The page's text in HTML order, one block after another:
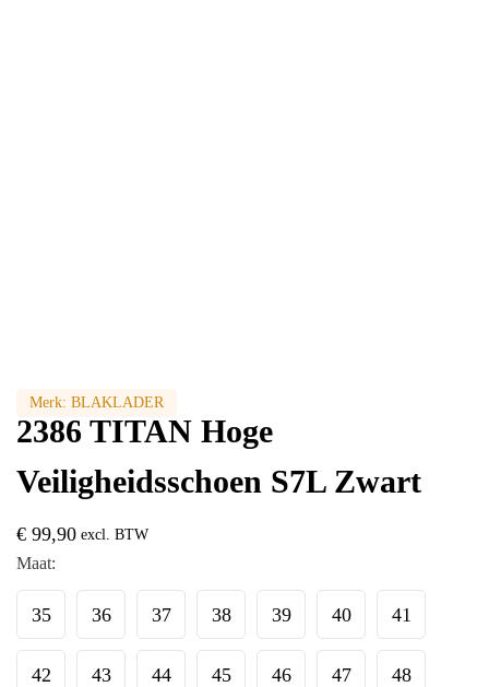
Merk: BLAKLADER
2386 TITAN Hoge
Veiligheidsschoen S7L Zwart
€ 99,90 excl. BTW
Maat:
35 36 37 38 39 40 41
42 43 44 45 46 47 48